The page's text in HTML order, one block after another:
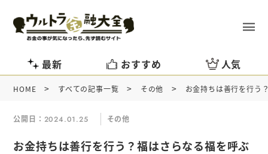
最新 おすすめ 人気
HOME > すべての記事一覧 > その他 > お金持ちは善行を行う
公開日： 2024.01.25 その他
お金持ちは善行を行う？福はさらなる福を呼ぶ